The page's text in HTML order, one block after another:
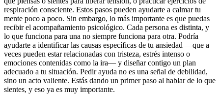
respiración consciente. Estos pasos pueden ayudarte a calmar tu
mente poco a poco. Sin embargo, lo más importante es que puedas
recibir el acompañamiento psicológico. Cada persona es distinta, y
lo que funciona para una no siempre funciona para otra. Podría
ayudarte a identificar las causas específicas de tu ansiedad —que a
veces pueden estar relacionadas con tristeza, estrés intenso o
emociones contenidas como la ira— y diseñar contigo un plan
adecuado a tu situación. Pedir ayuda no es una señal de debilidad,
sino un acto valiente. Estás dando un primer paso al hablar de lo que
sientes, y eso ya es muy importante.